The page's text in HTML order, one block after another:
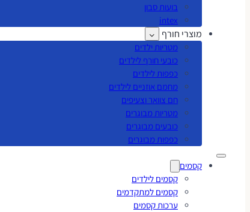
בועות סבון
intex
מוצרי חורף
מטריות ילדים
כובעי חורף לילדים
כפפות לילדים
מחמם אוזניים לילדים
חם צוואר וצעיפים
מטריות מבוגרים
כובעים מבוגרים
כפפות מבוגרים
קסמים
קסמים לילדים
קסמים למתקדמים
ערכות קסמים